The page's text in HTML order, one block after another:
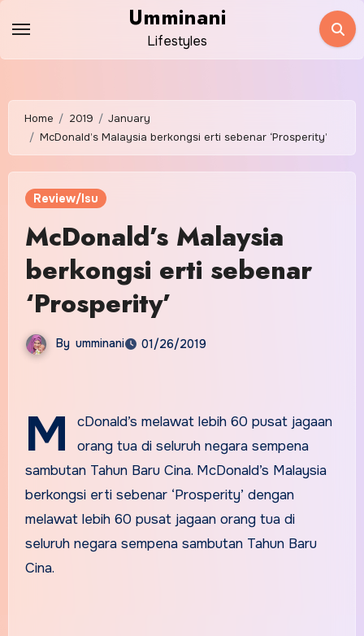
content
Umminani
Lifestyles
Home 2019
January
McDonald’s Malaysia berkongsi erti sebenar ‘Prosperity’
Review/Isu
McDonald’s Malaysia
berkongsi erti sebenar
‘Prosperity’
By umminani 01/26/2019
M
cDonald’s melawat lebih 60 pusat jagaan
orang tua di seluruh negara sempena
sambutan Tahun Baru Cina. McDonald’s Malaysia
berkongsi erti sebenar ‘Prosperity’ dengan
melawat lebih 60 pusat jagaan orang tua di
seluruh negara sempena sambutan Tahun Baru
Cina.